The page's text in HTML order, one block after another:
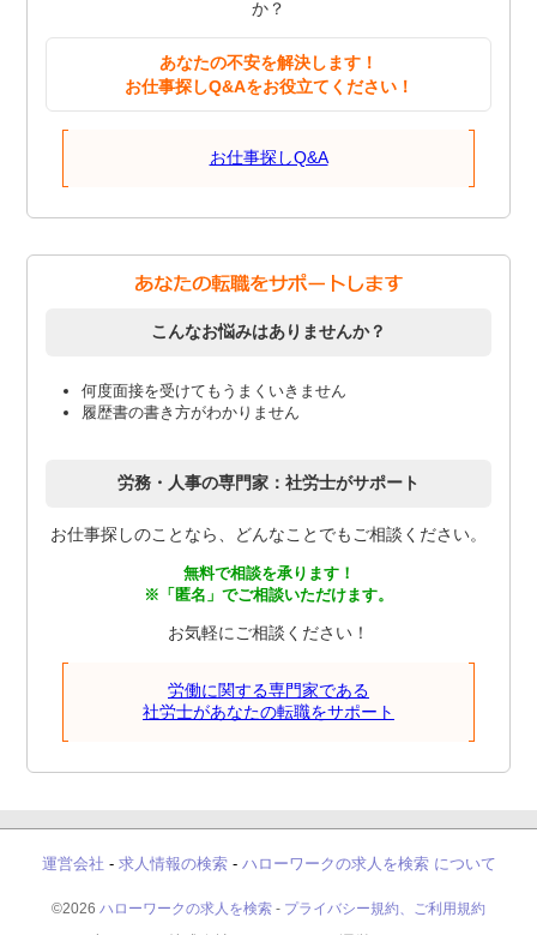
か？
あなたの不安を解決します！
お仕事探しQ&Aをお役立てください！
お仕事探しQ&A
こんなお悩みはありませんか？
何度面接を受けてもうまくいきません
履歴書の書き方がわかりません
労務・人事の専門家：社労士がサポート
お仕事探しのことなら、どんなことでもご相談ください。
無料で相談を承ります！
※「匿名」でご相談いただけます。
お気軽にご相談ください！
労働に関する専門家である
社労士があなたの転職をサポート
運営会社 - 求人情報の検索- ハローワークの求人を検索 について
©2026 ハローワークの求人を検索 - プライバシー規約、ご利用規約